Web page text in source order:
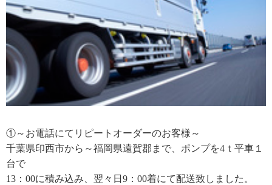
①～お電話にてリピートオーダーのお客様～
千葉県印西市から～福岡県遠賀郡まで、ポンプを4ｔ平車１
台で
13：00に積み込み、翌々日9：00着にて配送致しました。